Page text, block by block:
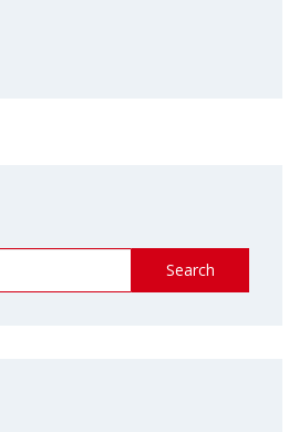
Search